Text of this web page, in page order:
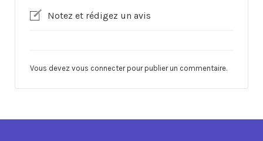
Notez et rédigez un avis
Vous devez vous connecterpour publier un commentaire.